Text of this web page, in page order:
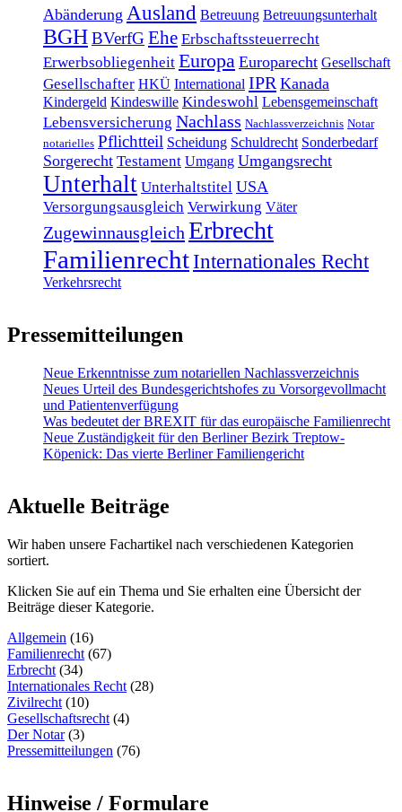
Abänderung Ausland Betreuung Betreuungsunterhalt
BGHBVerfG Ehe Erbschaftssteuerrecht
Erwerbsobliegenheit Europa Europarecht Gesellschaft
Gesellschafter HKÜ International IPR Kanada
Kindergeld Kindeswille Kindeswohl Lebensgemeinschaft
Lebensversicherung Nachlass Nachlassverzeichnis Notar
notarielles Pflichtteil Scheidung Schuldrecht Sonderbedarf
Sorgerecht Testament Umgang Umgangsrecht
Unterhalt Unterhaltstitel USA
Versorgungsausgleich Verwirkung Väter
ZugewinnausgleichErbrecht
FamilienrechtInternationales Recht
Verkehrsrecht
Pressemitteilungen
Neue Erkenntnisse zum notariellen Nachlassverzeichnis
Neues Urteil des Bundesgerichtshofes zu Vorsorgevollmacht
und Patientenverfügung
Was bedeutet der BREXIT für das europäische Familienrecht
Neue Zuständigkeit für den Berliner Bezirk Treptow-
Köpenick: Das vierte Berliner Familiengericht
Aktuelle Beiträge
Wir haben unsere Fachartikel nach verschiedenen Kategorien
sortiert.
Klicken Sie auf ein Thema und Sie erhalten eine Übersicht der
Beiträge dieser Kategorie.
Allgemein (16)
Familienrecht (67)
Erbrecht (34)
Internationales Recht (28)
Zivilrecht (10)
Gesellschaftsrecht (4)
Der Notar(3)
Pressemitteilungen (76)
Hinweise / Formulare